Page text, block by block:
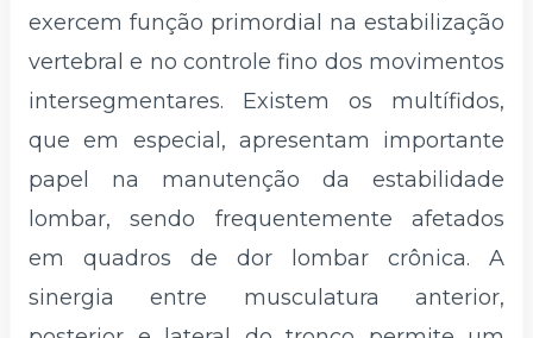
exercem função primordial na estabilização
vertebral e no controle fino dos movimentos
intersegmentares. Existem os multífidos,
que em especial, apresentam importante
papel na manutenção da estabilidade
lombar, sendo frequentemente afetados
em quadros de dor lombar crônica. A
sinergia entre musculatura anterior,